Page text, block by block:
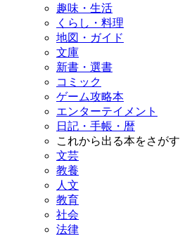
趣味・生活
くらし・料理
地図・ガイド
文庫
新書・選書
コミック
ゲーム攻略本
エンターテイメント
日記・手帳・暦
これから出る本をさがす
文芸
教養
人文
教育
社会
法律